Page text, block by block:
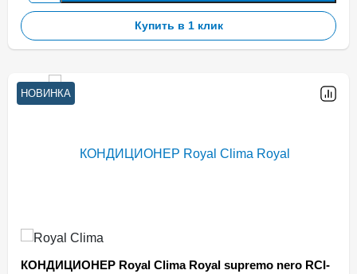
Купить в 1 клик
НОВИНКА
КОНДИЦИОНЕР Royal Clima Royal supremo nero RCI-